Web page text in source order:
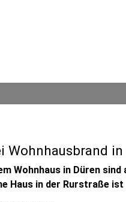
Wohnhausbrand in
Wohnhaus in Düren
Haus in der Rurstraße